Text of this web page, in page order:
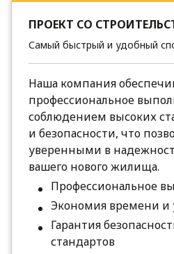
ПРОЕКТ СО
Самый быстрый и удобный
Наша компания
профессиональное
соблюдением высоких
и безопасности, что
уверенными в
вашего нового жилища.
Профессиональное
Экономия времени и
Гарантия
стандартов